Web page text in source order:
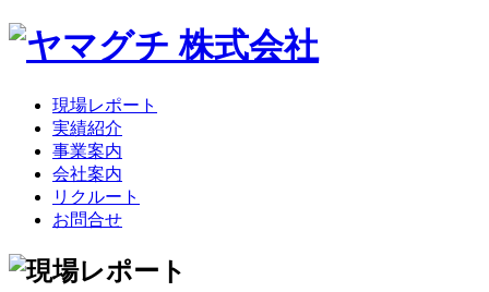
現場レポート
実績紹介
事業案内
会社案内
リクルート
お問合せ